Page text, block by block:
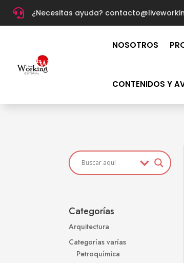
 ¿Necesitas ayuda? c
NOSOTROS
CONTENIDOS Y
Categorías
Arquitectura
Categorías varías
Petroquímica